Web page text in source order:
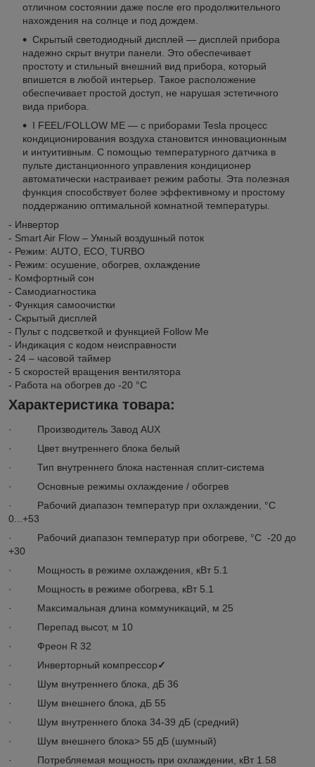
отличном состоянии даже после его продолжительного
нахождения на солнце и под дождем.
Скрытый светодиодный дисплей — дисплей прибора
надежно скрыт внутри панели. Это обеспечивает
простоту и стильный внешний вид прибора, который
впишется в любой интерьер. Такое расположение
обеспечивает простой доступ, не нарушая эстетичного
вида прибора.
I FEEL/FOLLOW ME — c приборами Tesla процесс
кондиционирования воздуха становится инновационным
и интуитивным. С помощью температурного датчика в
пульте дистанционного управления кондиционер
автоматически настраивает режим работы. Эта полезная
функция способствует более эффективному и простому
поддержанию оптимальной комнатной температуры.
- Инвертор
- Smart Air Flow – Умный воздушный поток
- Режим: AUTO, ECO, TURBO
- Режим: осушение, обогрев, охлаждение
- Комфортный сон
- Самодиагностика
- Функция самоочистки
- Скрытый дисплей
- Пульт с подсветкой и функцией Follow Me
- Индикация с кодом неисправности
- 24 – часовой таймер
- 5 скоростей вращения вентилятора
- Работа на обогрев до -20 °C
Характеристика товара:
· Производитель Завод AUX
· Цвет внутреннего блока белый
· Тип внутреннего блока настенная сплит-система
· Основные режимы охлаждение / обогрев
· Рабочий диапазон температур при охлаждении, °C
0...+53
· Рабочий диапазон температур при обогреве, °C -20 до
+30
· Мощность в режиме охлаждения, кВт 5.1
· Мощность в режиме обогрева, кВт 5.1
· Максимальная длина коммуникаций, м 25
· Перепад высот, м 10
· Фреон R 32
· Инверторный компрессор✓
· Шум внутреннего блока, дБ 36
· Шум внешнего блока, дБ 55
· Шум внутреннего блока 34-39 дБ (средний)
· Шум внешнего блока> 55 дБ (шумный)
· Потребляемая мощность при охлаждении, кВт 1.58